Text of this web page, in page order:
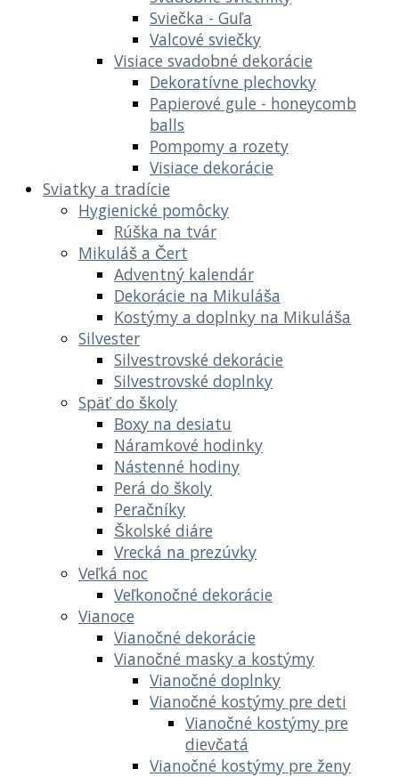
Sviečka - Guľa
Valcové sviečky
Visiace svadobné dekorácie
Dekoratívne plechovky
Papierové gule - honeycomb
balls
Pompomy a rozety
Visiace dekorácie
Sviatky a tradície
Hygienické pomôcky
Rúška na tvár
Mikuláš a Čert
Adventný kalendár
Dekorácie na Mikuláša
Kostýmy a doplnky na Mikuláša
Silvester
Silvestrovské dekorácie
Silvestrovské doplnky
Späť do školy
Boxy na desiatu
Náramkové hodinky
Nástenné hodiny
Perá do školy
Peračníky
Školské diáre
Vrecká na prezúvky
Veľká noc
Veľkonočné dekorácie
Vianoce
Vianočné dekorácie
Vianočné masky a kostýmy
Vianočné doplnky
Vianočné kostýmy pre deti
Vianočné kostýmy pre
dievčatá
Vianočné kostýmy pre ženy